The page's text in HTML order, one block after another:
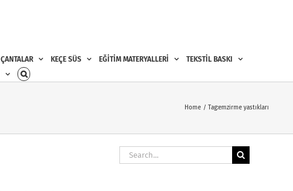
ÇANTALAR KEÇE SÜS EĞİTİM MATERYALLERİ
TEKSTİL BASKI
Home Tag:emzirme yastıkları
Search
for: